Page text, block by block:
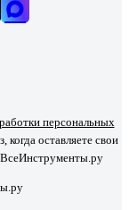
персональных
когда оставляете свои